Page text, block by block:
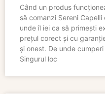
Când un produs
să comanzi Sereni
unde îl iei ca să primești
prețul corect și cu
și onest. De unde
Singurul loc